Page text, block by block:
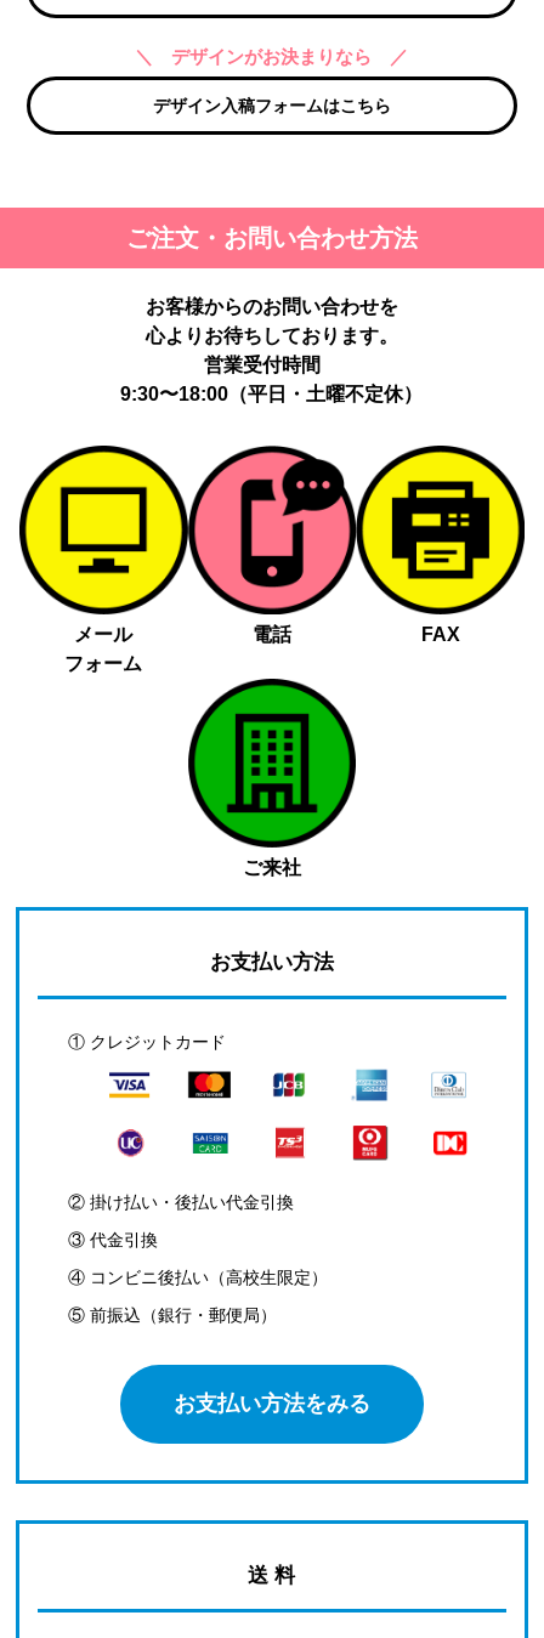
＼ デザインがお決まりなら ／
デザイン入稿フォームはこちら
ご注文・お問い合わせ方法
お客様からのお問い合わせを
心よりお待ちしております。
営業受付時間
9:30〜18:00（平日・土曜不定休）
メール
フォーム
電話 FAX
ご来社
お支払い方法
① クレジットカード
② 掛け払い・後払い代金引換
③ 代金引換
④ コンビニ後払い（高校生限定）
⑤ 前振込（銀行・郵便局）
お支払い方法をみる
送 料